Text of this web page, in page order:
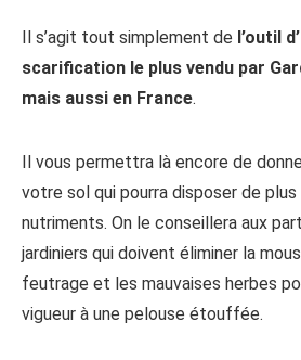
Il s’agit tout simplement de l’outil
scarification le plus vendu par
mais aussi en France.
Il vous permettra là encore de
votre sol qui pourra disposer de plus
nutriments. On le conseillera aux
jardiniers qui doivent éliminer la
feutrage et les mauvaises herbes
vigueur à une pelouse étouffée.